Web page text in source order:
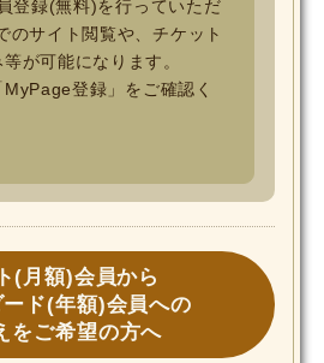
登録(無料)を行っていただ
のサイト閲覧や、チケット
が可能になります。
登録」をご確認く
(月額)会員から
ド(年額)会員への
をご希望の方へ